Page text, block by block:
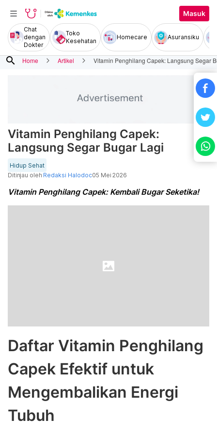
Masuk
Chat
dengan
Dokter
Toko
Kesehatan
Homecare Asuransiku
search Home Artikel Vitamin Penghilang Capek: Langsung Segar
Vitamin Penghilang Capek:
Langsung Segar Bugar Lagi
Hidup Sehat
Ditinjau oleh Redaksi Halodoc05 Mei 2026
Vitamin Penghilang Capek: Kembali Bugar Seketika!
Daftar Vitamin Penghilang
Capek Efektif untuk
Mengembalikan Energi
Tubuh